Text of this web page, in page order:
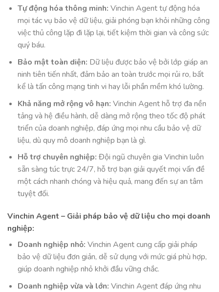
Tự động hóa thông minh: Vinchin Agent tự động hóa
mọi tác vụ bảo vệ dữ liệu, giải phóng bạn khỏi những công
việc thủ công lặp đi lặp lại, tiết kiệm thời gian và công sức
quý báu.
Bảo mật toàn diện: Dữ liệu được bảo vệ bởi lớp giáp an
ninh tiên tiến nhất, đảm bảo an toàn trước mọi rủi ro, bất
kể là tấn công mạng tinh vi hay lỗi phần mềm khó lường.
Khả năng mở rộng vô hạn: Vinchin Agent hỗ trợ đa nền
tảng và hệ điều hành, dễ dàng mở rộng theo tốc độ phát
triển của doanh nghiệp, đáp ứng mọi nhu cầu bảo vệ dữ
liệu, dù quy mô doanh nghiệp bạn là gì.
Hỗ trợ chuyên nghiệp: Đội ngũ chuyên gia Vinchin luôn
sẵn sàng túc trực 24/7, hỗ trợ bạn giải quyết mọi vấn đề
một cách nhanh chóng và hiệu quả, mang đến sự an tâm
tuyệt đối.
Vinchin Agent – Giải pháp bảo vệ dữ liệu cho mọi doanh
nghiệp:
Doanh nghiệp nhỏ: Vinchin Agent cung cấp giải pháp
bảo vệ dữ liệu đơn giản, dễ sử dụng với mức giá phù hợp,
giúp doanh nghiệp nhỏ khởi đầu vững chắc.
Doanh nghiệp vừa và lớn: Vinchin Agent đáp ứng nhu